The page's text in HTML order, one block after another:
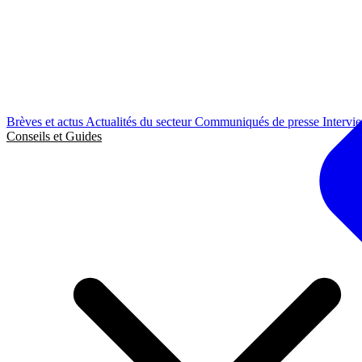
Brèves et actus Actualités du secteurCommuniqués de presse
Conseils et Guides